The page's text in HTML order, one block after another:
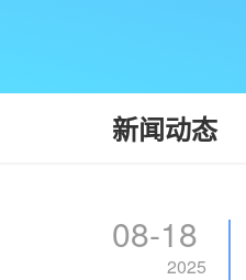
新闻动态
08-18
2025